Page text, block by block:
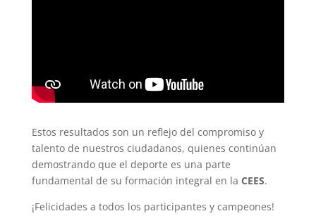
Estos resultados son un reflejo del compromiso y
talento de nuestros ciudadanos, quienes continúan
demostrando que el deporte es una parte
fundamental de su formación integral en la CEES.
¡Felicidades a todos los participantes y campeones!